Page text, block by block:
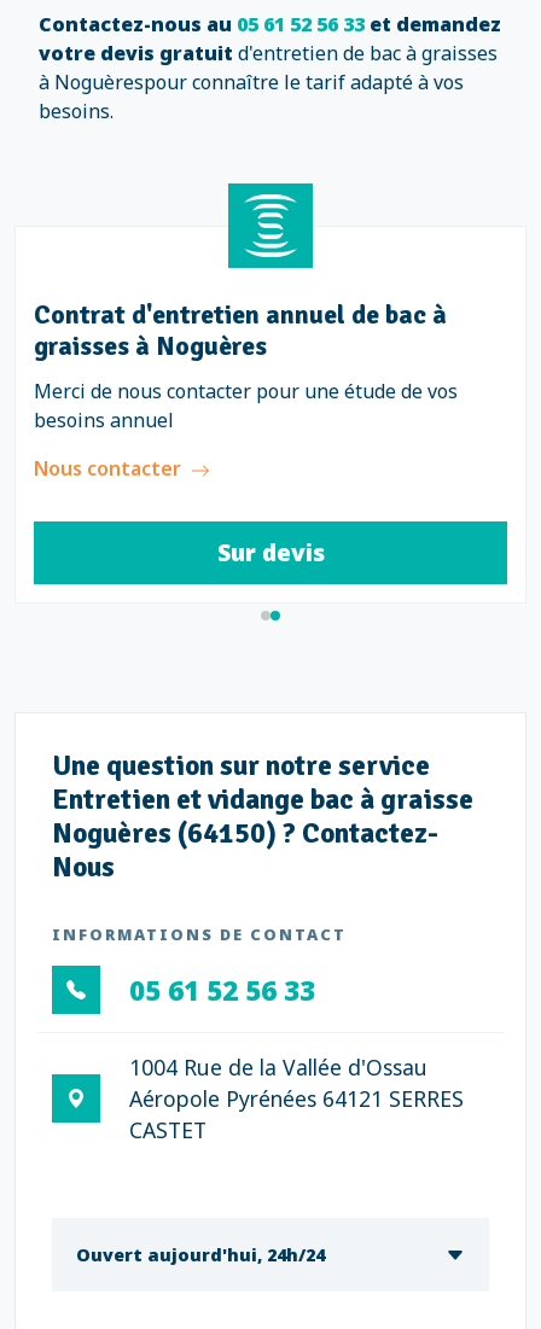
Contactez-nous au 05 61 52 56 33 et demandez
votre devis gratuit d'entretien de bac à graisses
à Noguèrespour connaître le tarif adapté à vos
besoins.
Contrat d'entretien annuel de bac à
graisses à Noguères
Merci de nous contacter pour une étude de vos
besoins annuel
Nous contacter
Sur devis
Une question sur notre service
Entretien et vidange bac à graisse
Noguères (64150) ? Contactez-
Nous
INFORMATIONS DE CONTACT
05 61 52 56 33
1004 Rue de la Vallée d'Ossau
Aéropole Pyrénées 64121 SERRES
CASTET
Ouvert aujourd'hui, 24h/24